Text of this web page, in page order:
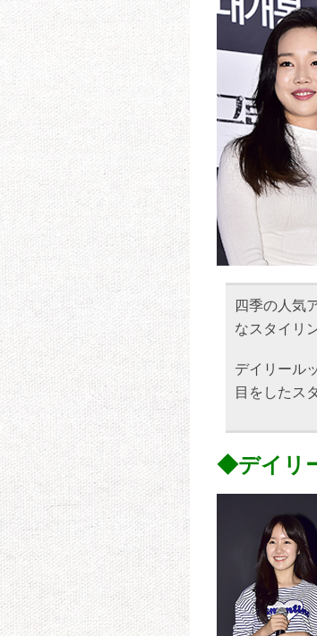
四季の人気
なスタイリ
デイリール
目をしたス
◆デイリ